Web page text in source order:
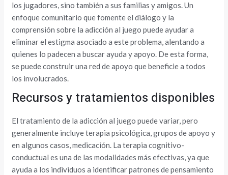
los jugadores, sino también a sus familias y amigos. Un
enfoque comunitario que fomente el diálogo y la
comprensión sobre la adicción al juego puede ayudar a
eliminar el estigma asociado a este problema, alentando a
quienes lo padecen a buscar ayuda y apoyo. De esta forma,
se puede construir una red de apoyo que beneficie a todos
los involucrados.
Recursos y tratamientos disponibles
El tratamiento de la adicción al juego puede variar, pero
generalmente incluye terapia psicológica, grupos de apoyo y
en algunos casos, medicación. La terapia cognitivo-
conductual es una de las modalidades más efectivas, ya que
ayuda a los individuos a identificar patrones de pensamiento